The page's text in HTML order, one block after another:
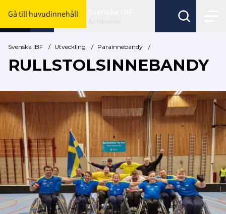
Gå till huvudinnehåll
Byt förbund här
Svenska IBF / Utveckling / Parainnebandy /
RULLSTOLSINNEBANDY